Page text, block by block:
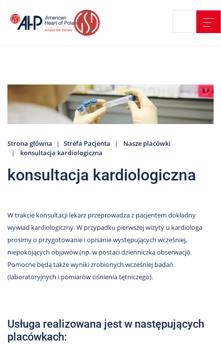
treści
Strefa
Pacjenta
O
nas
Marki
AHP
o
Kariera
Galeria
Kontakt
502
302
Strona główna Strefa Pacjenta
Nasze placówki
konsultacja kardiologiczna
konsultacja kardiologiczna
W trakcie konsultacji lekarz przeprowadza z pacjentem dokładny
wywiad kardiologiczny. W przypadku pierwszej wizyty u kardiologa
prosimy o przygotowanie i opisanie występujących wcześniej,
niepokojących objawów (np. w postaci dzienniczka obserwacji).
Pomocne będą także wyniki zrobionych wcześniej badań
(laboratoryjnych i pomiarów ciśnienia tętniczego).
Usługa realizowana jest w następujących
placówkach: